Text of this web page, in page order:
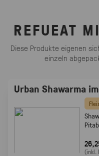
REFUEAT
Diese Produkte eigenen
einzeln
Urban Shawarma
(inkl.